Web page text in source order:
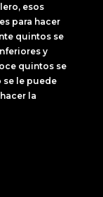
esos
para hacer
quintos se
y
quintos se
se le puede
la